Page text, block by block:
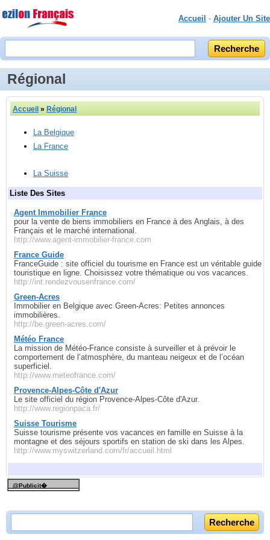
Accueil - Ajouter Un Site
Régional
Accueil » Régional
La Belgique
La France
La Suisse
Liste Des Sites
Agent Immobilier France
pour la vente de biens immobiliers en France à des Anglais, à des
Français et le marché international.
http://www.agent-immobilier-france.com
France Guide
FranceGuide : site officiel du tourisme en France est un véritable guide
touristique en ligne. Choisissez votre thématique ou vos vacances.
http://int.rendezvousenfrance.com/
Green-Acres
Immobilier en Belgique avec Green-Acres: Petites annonces
immobilières.
http://be.green-acres.com/
Météo France
La mission de Météo-France consiste à surveiller et à prévoir le
comportement de l’atmosphère, du manteau neigeux et de l’océan
superficiel.
http://www.meteofrance.com/
Provence-Alpes-Côte d'Azur
Le site officiel du région Provence-Alpes-Côte d'Azur.
http://www.regionpaca.fr/
Suisse Tourisme
Suisse tourisme présente vos vacances en famille en Suisse à la
montagne et des séjours sportifs en station de ski dans les Alpes.
http://www.myswitzerland.com/fr/accueil.html
@Publicit�